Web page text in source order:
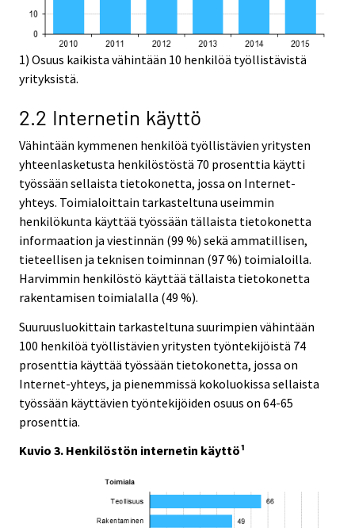
1) Osuus kaikista vähintään 10 henkilöä työllistävistä
yrityksistä.
2.2 Internetin käyttö
Vähintään kymmenen henkilöä työllistävien yritysten
yhteenlasketusta henkilöstöstä 70 prosenttia käytti
työssään sellaista tietokonetta, jossa on Internet-
yhteys. Toimialoittain tarkasteltuna useimmin
henkilökunta käyttää työssään tällaista tietokonetta
informaation ja viestinnän (99 %) sekä ammatillisen,
tieteellisen ja teknisen toiminnan (97 %) toimialoilla.
Harvimmin henkilöstö käyttää tällaista tietokonetta
rakentamisen toimialalla (49 %).
Suuruusluokittain tarkasteltuna suurimpien vähintään
100 henkilöä työllistävien yritysten työntekijöistä 74
prosenttia käyttää työssään tietokonetta, jossa on
Internet-yhteys, ja pienemmissä kokoluokissa sellaista
työssään käyttävien työntekijöiden osuus on 64-65
prosenttia.
Kuvio 3. Henkilöstön internetin käyttö¹